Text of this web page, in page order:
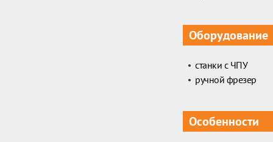
Оборудование
станки с ЧПУ
ручной фрезер
Особенности